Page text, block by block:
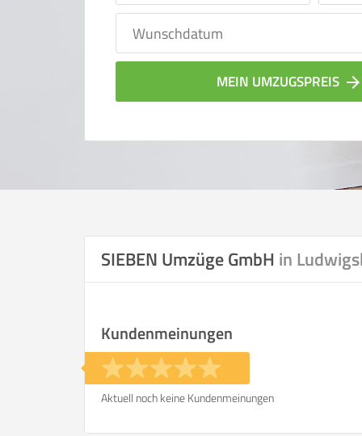
MEIN UMZUGSPREIS arrow_forward
Vergleichsergebnis
Ihre Angaben: am
SIEBEN Umzüge GmbH in
Kundenmeinungen
Aktuell noch keine Kundenmeinungen